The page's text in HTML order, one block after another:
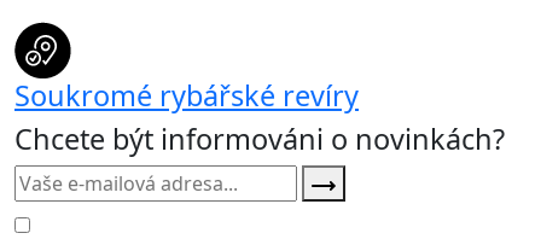
Soukromé rybářské revíry
Chcete být informováni o novinkách?